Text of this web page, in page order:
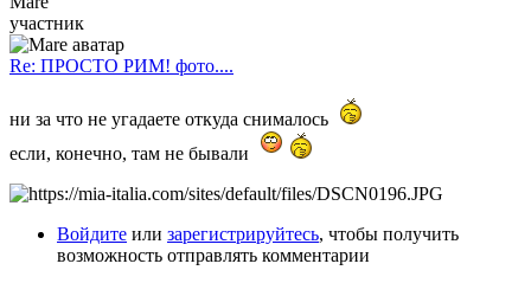
участник
Re: ПРОСТО РИМ! фото....
ни за что не угадаете откуда снималось
если, конечно, там не бывали
Войдите или зарегистрируйтесь, чтобы получить
возможность отправлять комментарии